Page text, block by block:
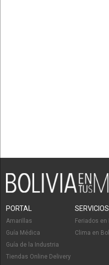
PORTAL
Amarillas
Guía Médica
Guía de la Industria
Tiendas Online Delivery
SERVICIOS
Feriados en
Clima en